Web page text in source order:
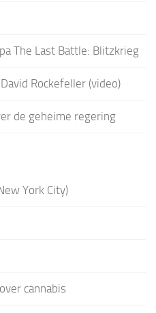
The Last Battle: Blitzkrieg
Rockefeller (video)
de geheime regering
York City)
cannabis